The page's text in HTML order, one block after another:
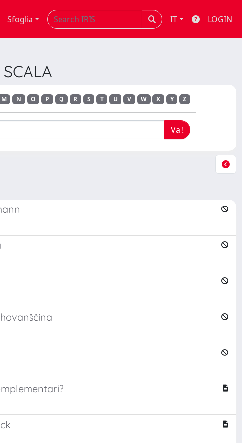
Sfoglia IT LOGIN
M N O P Q R S T U V W X Y Z